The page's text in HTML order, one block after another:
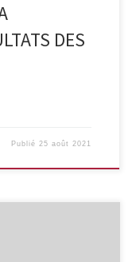
DES
Publié 25 août 2021